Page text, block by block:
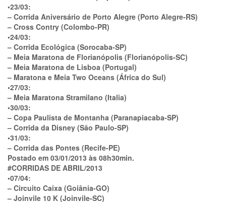
•23/03:
– Corrida Aniversário de Porto Alegre (Porto Alegre-RS)
– Cross Contry (Colombo-PR)
•24/03:
– Corrida Ecológica (Sorocaba-SP)
– Meia Maratona de Florianópolis (Florianópolis-SC)
– Meia Maratona de Lisboa (Portugal)
– Maratona e Meia Two Oceans (África do Sul)
•27/03:
– Meia Maratona Stramilano (Italia)
•30/03:
– Copa Paulista de Montanha (Paranapiacaba-SP)
– Corrida da Disney (São Paulo-SP)
•31/03:
– Corrida das Pontes (Recife-PE)
Postado em 03/01/2013 às 08h30min.
#CORRIDAS DE ABRIL/2013
•07/04:
– Circuito Caixa (Goiânia-GO)
– Joinvile 10 K (Joinvile-SC)